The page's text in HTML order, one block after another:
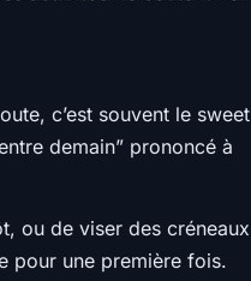
c’est souvent le sweet
demain” prononcé à
ou de viser des créneaux
pour une première fois.